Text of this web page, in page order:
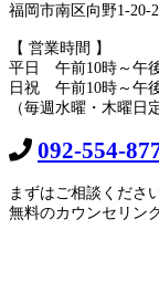
福岡市南区向野1-20-
【 営業時間 】
平日 午前10時～午
日祝 午前10時～午
（毎週水曜・木曜日
092-554-
まずはご相談ください
無料のカウンセリン